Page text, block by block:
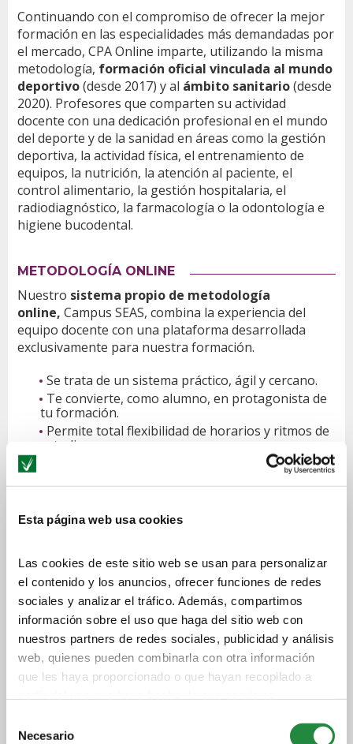
Esta página web usa cookies
Las cookies de este sitio web se usan para personalizar
el contenido y los anuncios, ofrecer funciones de redes
sociales y analizar el tráfico. Además, compartimos
información sobre el uso que haga del sitio web con
nuestros partners de redes sociales, publicidad y análisis
web, quienes pueden combinarla con otra información
que les haya proporcionado o que hayan recopilado a
Necesario
Continuando con el compromiso de ofrecer la mejor
formación en las especialidades más demandadas por
el mercado, CPA Online imparte, utilizando la misma
metodología, formación oficial vinculada al mundo
deportivo(desde 2017) y al ámbito sanitario(desde
2020). Profesores que comparten su actividad
docente con una dedicación profesional en el mundo
del deporte y de la sanidad en áreas como la gestión
deportiva, la actividad física, el entrenamiento de
equipos, la nutrición, la atención al paciente, el
control alimentario, la gestión hospitalaria, el
radiodiagnóstico, la farmacología o la odontología e
higiene bucodental.
METODOLOGÍA ONLINE
Nuestro sistema propio de metodología
online, Campus SEAS, combina la experiencia del
equipo docente con una plataforma desarrollada
exclusivamente para nuestra formación.
Se trata de un sistema práctico, ágil y cercano.
Te convierte, como alumno, en protagonista de
tu formación.
Permite total flexibilidad de horarios y ritmos de
estudio.
Está dirigido por un equipo de profesores y
tutores expertos en formación online que hacen
un seguimiento individualizado de tus estudios.
La formación online se desarrolla en el
recursos didácticos y es lugar de encuentro con tus
compañeros y con el personal docente. El aprendizaje
se basa en material de estudio especialmente
diseñado por nuestros profesores para la modalidad
online.
CPA Onlinees una comunidad deprofesionales que
estudian contigoy con los que compartir dudas,
soluciones y experiencias.
¿POR QUÉ ESTUDIAR EN CPA ONLINE?